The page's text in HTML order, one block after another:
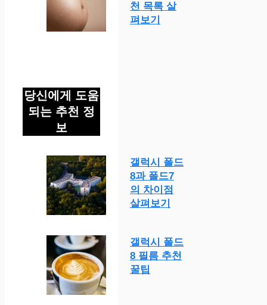
천 목록 살
펴보기
당신에게 도움
되는 추천 정
보
갤럭시 폴드
8과 폴드7
의 차이점
살펴보기
갤럭시 폴드
8 필름 추천
꿀팁